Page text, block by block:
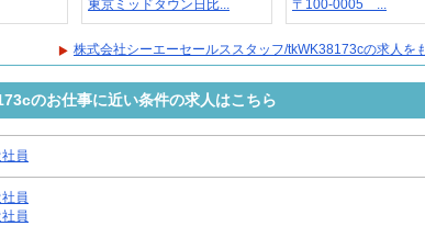
東京ミッドタウン日比...
〒100-0005 ...
株式会社シーエーセールススタッフ/tkWK38173cの求人を
のお仕事に近い条件の求人はこちら
員
員
員